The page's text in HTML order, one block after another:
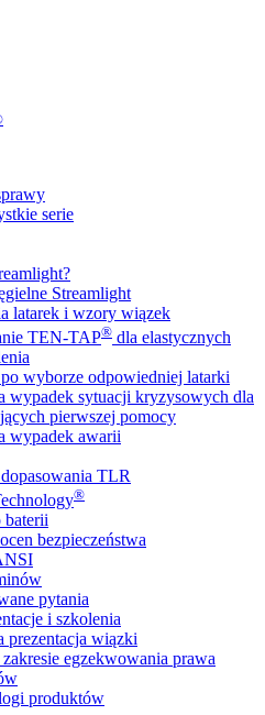
serie
Streamlight
latarek i wzory wiązek
TEN-TAP® dla elastycznych
wyborze odpowiedniej latarki
wypadek sytuacji kryzysowych dla
pierwszej pomocy
wypadek awarii
TLR
®
baterii
bezpieczeństwa
pytania
i szkolenia
prezentacja wiązki
egzekwowania prawa
produktów